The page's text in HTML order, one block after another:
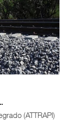
(ATTRAPI)